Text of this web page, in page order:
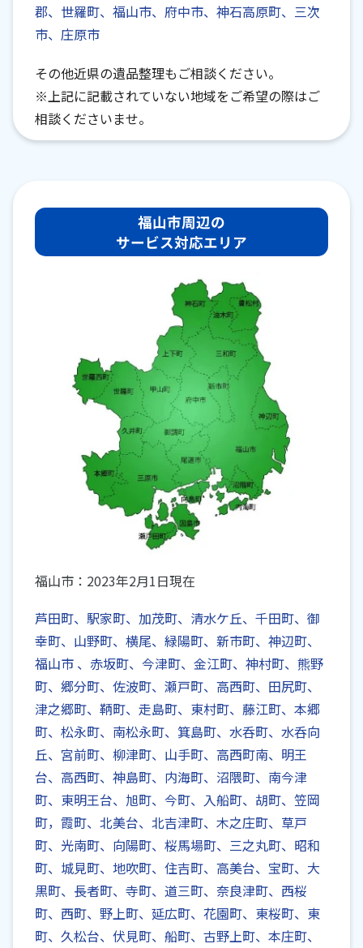
郡、世羅町、福山市、府中市、神石高原町、三次
市、庄原市
その他近県の遺品整理もご相談ください。
※上記に記載されていない地域をご希望の際はご
相談くださいませ。
福山市周辺の
サービス対応エリア
福山市：2023年2月1日現在
芦田町、駅家町、加茂町、清水ケ丘、千田町、御
幸町、山野町、横尾、緑陽町、新市町、神辺町、
福山市 、赤坂町、今津町、金江町、神村町、熊野
町、郷分町、佐波町、瀬戸町、高西町、田尻町、
津之郷町、鞆町、走島町、東村町、藤江町、本郷
町、松永町、南松永町、箕島町、水呑町、水呑向
丘、宮前町、柳津町、山手町、高西町南、明王
台、高西町、神島町、内海町、沼隈町、南今津
町、東明王台、旭町、今町、入船町、胡町、笠岡
町，霞町、北美台、北吉津町、木之庄町、草戸
町、光南町、向陽町、桜馬場町、三之丸町、昭和
町、城見町、地吹町、住吉町、高美台、宝町、大
黒町、長者町、寺町、道三町、奈良津町、西桜
町、西町、野上町、延広町、花園町、東桜町、東
町、久松台、伏見町、船町、古野上町、本庄町、